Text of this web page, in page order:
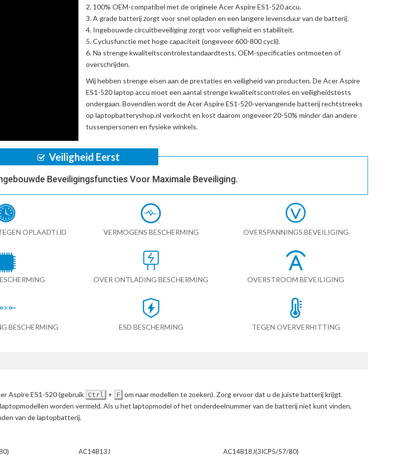
100% OEM-compatibel met deoriginele Acer Aspire ES1-520 accu.
A grade batterij zorgt voor snel opladen en een langere levensduur van de batterij.
Ingebouwde circuitbeveiliging zorgt voor veiligheid en stabiliteit.
Cyclusfunctie met hoge capaciteit (ongeveer 600-800 cycli).
Na strenge kwaliteitscontrolestandaardtests, OEM-specificaties ontmoeten of
overschrijden.
Wij hebben strenge eisen aan de prestaties en veiligheid van producten. DeAcer Aspire
ES1-520 laptop accu moet een aantal strenge kwaliteitscontroles en veiligheidstests
ondergaan. Bovendien wordt deAcer Aspire ES1-520-vervangende batterijrechtstreeks
op laptopbatteryshop.nl verkocht en kost daarom ongeveer 20-50% minder dan andere
tussenpersonen en fysieke winkels.
Veiligheid Eerst
Beveiligingsfuncties Voor Maximale Beveiliging.
OPLAADTIJD VERMOGENS BESCHERMING OVERSPANNINGS BEVEILIGING
OVER ONTLADING BESCHERMING OVERSTROOM BEVEILIGING
BESCHERMING ESD BESCHERMING TEGEN OVERVERHITTING
Aspire ES1-520(gebruik Ctrl + F om naar modellen te zoeken). Zorg ervoor dat u de juiste batterij krijgt.
worden vermeld. Als u het laptopmodel of het onderdeelnummer van de batterij niet kunt vinden,
van de laptopbatterij.
AC14B13J AC14B18J(3ICP5/57/80)